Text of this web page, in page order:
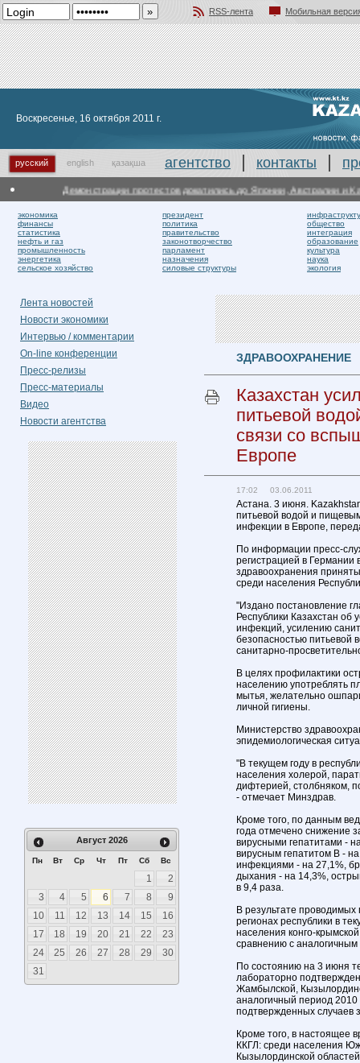
RSS-лента
Мобильная
Воскресенье, 16 октября 2011 г.
русский english қазақша агентство контакты
Демонстрации протестов докатились до Японии, Австралии и
экономика
финансы
статистика
нефть и газ
промышленность
энергетика
сельское хозяйство
президент
политика
правительство
законотворчество
парламент
назначения
силовые структуры
общество
интеграция
образование
культура
наука
экология
Лента новостей
Новости экономики
Интервью / комментарии
On-line конференции
Пресс-релизы
Пресс-материалы
Видео
Новости агентства
Август 2026
Пн Вт Ср Чт Пт Сб Вс
1
2
3
4 5 6 7 8
9
10
11 12 13 14 15
16
17
18 19 20 21 22
23
24
25 26 27 28 29
30
31
ЗДРАВООХРАНЕНИЕ
Казахстан
питьевой
связи со
Европе
17:02 03.06.2011
Астана. 3 июня.
питьевой водой и
инфекции в Европе,
По информации пресс-
регистрацией в
здравоохранения
среди населения
"Издано постановление
Республики Казахстан
инфекций, усилению
безопасностью питьевой
санитарно-
В целях профилактики
населению употреблять
мытья, желательно
личной гигиены.
Министерство
эпидемиологическая
"В текущем году в
населения холерой,
дифтерией, столбняком,
- отмечает Минздрав.
Кроме того, по данным
года отмечено снижение
вирусными гепатитами -
вирусным гепатитом В -
инфекциями - на 27,1%,
дыхания - на 14,3%,
в 9,4 раза.
В результате
регионах республики в
населения конго-
сравнению с
По состоянию на 3 июня
лабораторно
Жамбылской,
аналогичный период 2010
подтвержденных случаев
Кроме того, в настоящее
ККГЛ: среди населения
Кызылординской